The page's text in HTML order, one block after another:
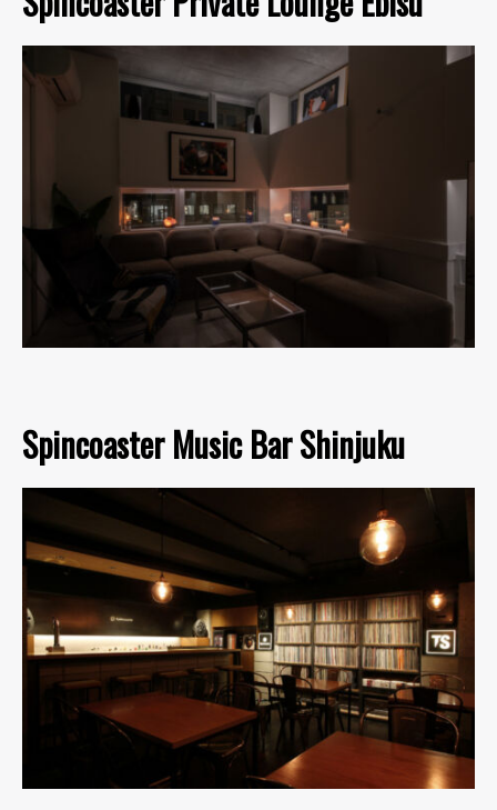
Spincoaster Music Bar Shinjuku